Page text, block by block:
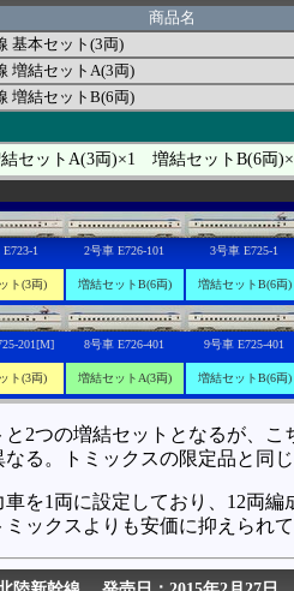
商品名
基本セット(3両)
増結セットA(3両)
増結セットB(6両)
セットA(3両)×1 増結セットB(6
1
ト(3両)
2号車 E726-101
増結セットB(6両)
3号車 E725-1
増結セットB(6両)
201[M]
ト(3両)
8号車 E726-401
増結セットA(3両)
9号車 E725-401
増結セットB(6両)
と2つの増結セットとなるが、
る。トミックスの限定品と同
車を1両に設定しており、12両
ックスよりも安価に抑えられ